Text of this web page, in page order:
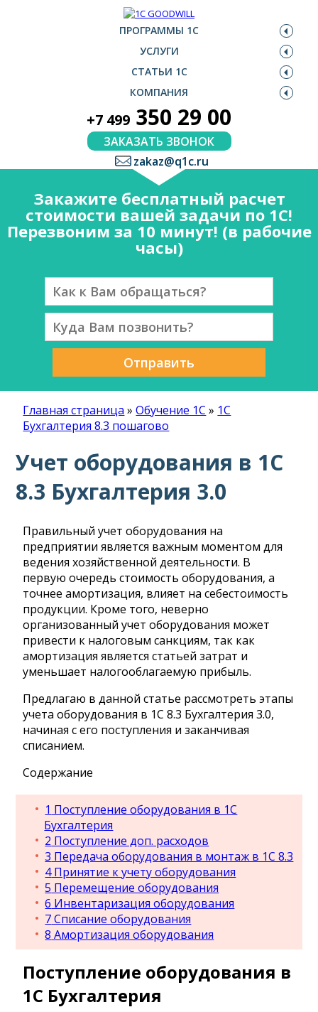
ПРОГРАММЫ 1С
УСЛУГИ
СТАТЬИ 1С
КОМПАНИЯ
+7 499 350 29 00
ЗАКАЗАТЬ ЗВОНОК
zakaz@q1c.ru
Закажите бесплатный расчет
стоимости вашей задачи по 1С!
Перезвоним за 10 минут! (в рабочие
часы)
Отправить
Главная страница »Обучение 1С » 1С
Бухгалтерия 8.3 пошагово
Учет оборудования в 1С
8.3 Бухгалтерия 3.0
Правильный учет оборудования на
предприятии является важным моментом для
ведения хозяйственной деятельности. В
первую очередь стоимость оборудования, а
точнее амортизация, влияет на себестоимость
продукции. Кроме того, неверно
организованный учет оборудования может
привести к налоговым санкциям, так как
амортизация является статьей затрат и
уменьшает налогооблагаемую прибыль.
Предлагаю в данной статье рассмотреть этапы
учета оборудования в 1С 8.3 Бухгалтерия 3.0,
начиная с его поступления и заканчивая
списанием.
Содержание
1 Поступление оборудования в 1С
Бухгалтерия
2 Поступление доп. расходов
3 Передача оборудования в монтаж в 1С 8.3
4Принятие к учету оборудования
5 Перемещение оборудования
6 Инвентаризация оборудования
7Списание оборудования
8 Амортизация оборудования
Поступление оборудования в
1С Бухгалтерия